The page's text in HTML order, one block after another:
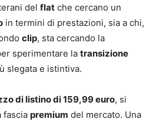
del flat che cercano un
in termini di prestazioni, sia a chi,
clip, sta cercando la
sperimentare la transizione
slegata e istintiva.
di listino di 159,99 euro, si
fascia premium del mercato. Una